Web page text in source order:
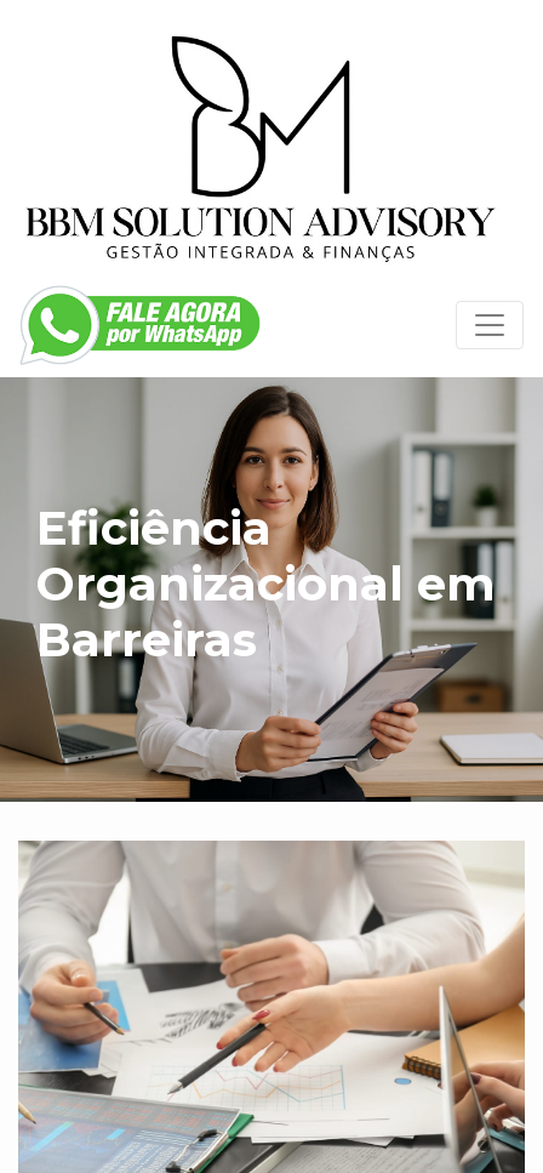
Eficiência
Organizacional em
Barreiras